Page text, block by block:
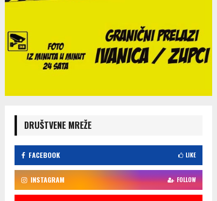
DRUŠTVENE MREŽE
FACEBOOK LIKE
INSTAGRAM FOLLOW